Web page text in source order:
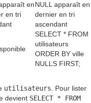
en
en tri
NULL apparaît en
dernier en tri
ascendant
SELECT * FROM
utilisateurs
ORDER BY ville
NULLS FIRST;
utilisateurs . Pour lister
devient SELECT * FROM